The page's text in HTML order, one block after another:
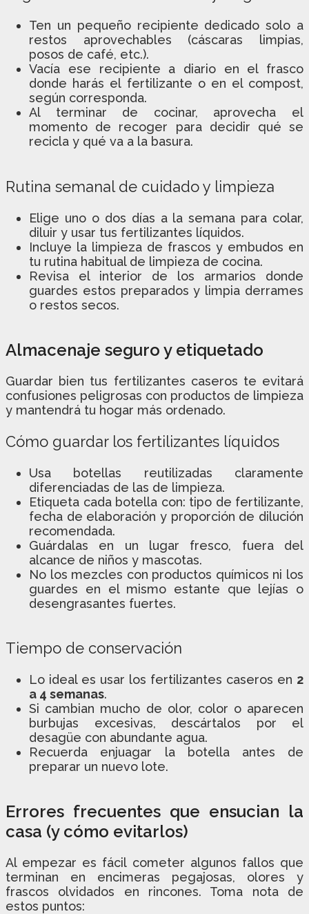
Ten un pequeño recipiente dedicado solo a
restos aprovechables (cáscaras limpias,
posos de café, etc.).
Vacía ese recipiente a diario en el frasco
donde harás el fertilizante o en el compost,
según corresponda.
Al terminar de cocinar, aprovecha el
momento de recoger para decidir qué se
recicla y qué va a la basura.
Rutina semanal de cuidado y limpieza
Elige uno o dos días a la semana para colar,
diluir y usar tus fertilizantes líquidos.
Incluye la limpieza de frascos y embudos en
tu rutina habitual de limpieza de cocina.
Revisa el interior de los armarios donde
guardes estos preparados y limpia derrames
o restos secos.
Almacenaje seguro y etiquetado
Guardar bien tus fertilizantes caseros te evitará
confusiones peligrosas con productos de limpieza
y mantendrá tu hogar más ordenado.
Cómo guardar los fertilizantes líquidos
Usa botellas reutilizadas claramente
diferenciadas de las de limpieza.
Etiqueta cada botella con: tipo de fertilizante,
fecha de elaboración y proporción de dilución
recomendada.
Guárdalas en un lugar fresco, fuera del
alcance de niños y mascotas.
No los mezcles con productos químicos ni los
guardes en el mismo estante que lejías o
desengrasantes fuertes.
Tiempo de conservación
Lo ideal es usar los fertilizantes caseros en 2
a 4 semanas.
Si cambian mucho de olor, color o aparecen
burbujas excesivas, descártalos por el
desagüe con abundante agua.
Recuerda enjuagar la botella antes de
preparar un nuevo lote.
Errores frecuentes que ensucian la
casa (y cómo evitarlos)
Al empezar es fácil cometer algunos fallos que
terminan en encimeras pegajosas, olores y
frascos olvidados en rincones. Toma nota de
estos puntos: